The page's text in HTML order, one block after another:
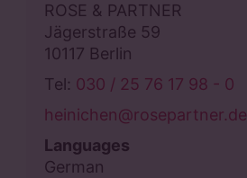
ROSE & PARTNER
Jägerstraße 59
10117 Berlin
Tel: 030 / 25 76 17 98 - 0
heinichen@rosepartner.de
Languages
German